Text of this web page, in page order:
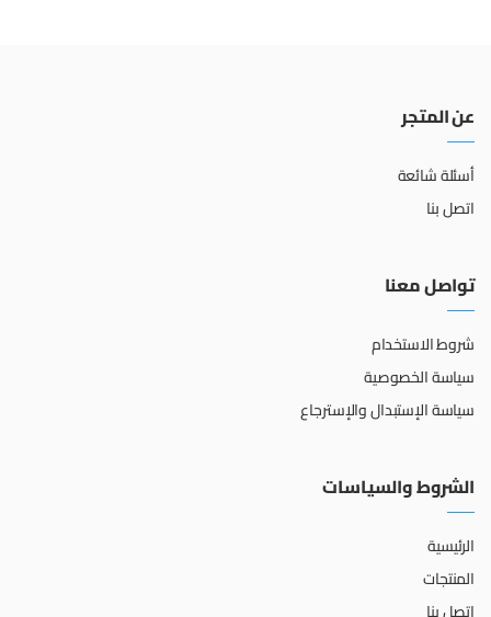
عن المتجر
أسئلة شائعة
اتصل بنا
تواصل معنا
شروط الاستخدام
سياسة الخصوصية
سياسة الإستبدال والإسترجاع
الشروط والسياسات
الرئيسية
المنتجات